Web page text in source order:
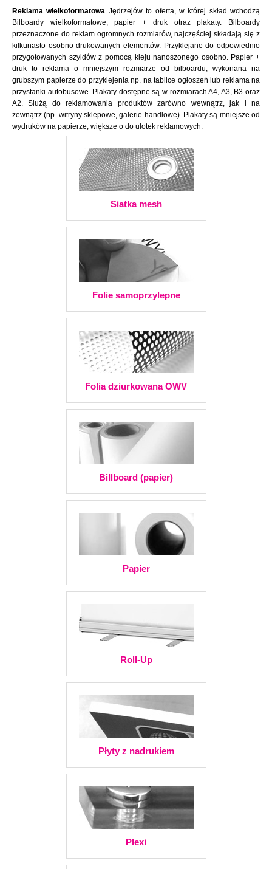
Reklama wielkoformatowa Jędrzejów to oferta, w której skład wchodzą
Bilboardy wielkoformatowe, papier + druk otraz plakaty. Bilboardy
przeznaczone do reklam ogromnych rozmiarów, najczęściej składają się z
kilkunasto osobno drukowanych elementów. Przyklejane do odpowiednio
przygotowanych szyldów z pomocą kleju nanoszonego osobno. Papier +
druk to reklama o mniejszym rozmiarze od bilboardu, wykonana na
grubszym papierze do przyklejenia np. na tablice ogłoszeń lub reklama na
przystanki autobusowe. Plakaty dostępne są w rozmiarach A4, A3, B3 oraz
A2. Służą do reklamowania produktów zarówno wewnątrz, jak i na
zewnątrz (np. witryny sklepowe, galerie handlowe). Plakaty są mniejsze od
wydruków na papierze, większe o do ulotek reklamowych.
Siatka mesh
Folie samoprzylepne
Folia dziurkowana OWV
Billboard (papier)
Papier
Roll-Up
Płyty z nadrukiem
Plexi